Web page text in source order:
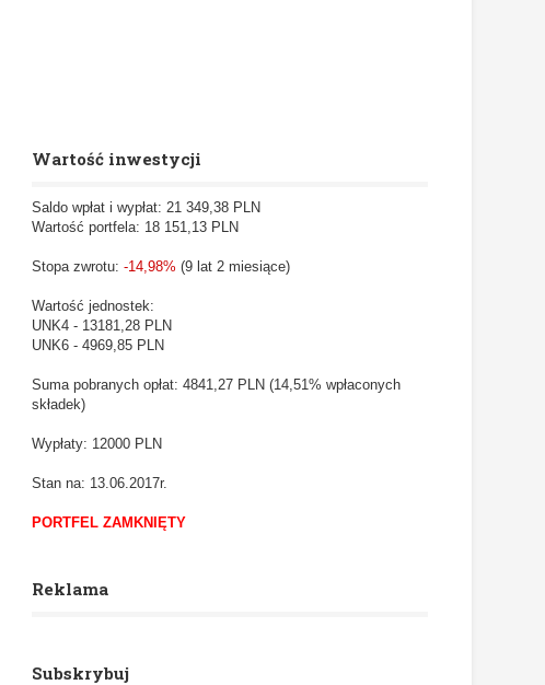
Wartość inwestycji
Saldo wpłat i wypłat: 21 349,38 PLN
Wartość portfela: 18 151,13 PLN
Stopa zwrotu:-14,98% (9 lat 2 miesiące)
Wartość jednostek:
UNK4 - 13181,28 PLN
UNK6 - 4969,85 PLN
Suma pobranych opłat: 4841,27 PLN (14,51% wpłaconych
składek)
Wypłaty: 12000 PLN
Stan na: 13.06.2017r.
PORTFEL ZAMKNIĘTY
Reklama
Subskrybuj